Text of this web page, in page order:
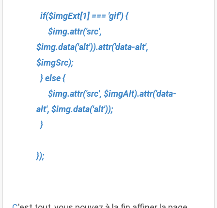
if($imgExt[1] === 'gif') {
$img.attr('src',
$img.data('alt')).attr('data-alt',
$imgSrc);
} else {
$img.attr('src', $imgAlt).attr('data-
alt', $img.data('alt'));
}
});